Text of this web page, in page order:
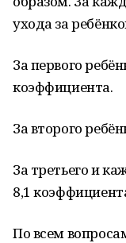
ухода за
За первого
коэффициента.
За второго
За третьего и
8,1
По всем